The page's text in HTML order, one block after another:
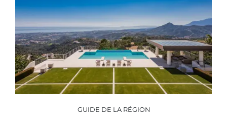
GUIDE DE LA RÉGION